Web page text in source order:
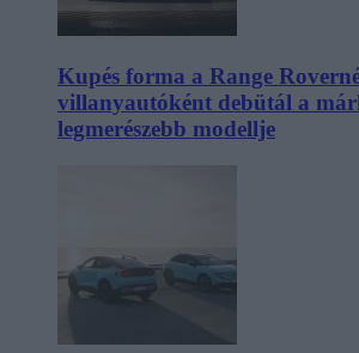
Kupés forma a Range
villanyautóként debütál a
legmerészebb modellje